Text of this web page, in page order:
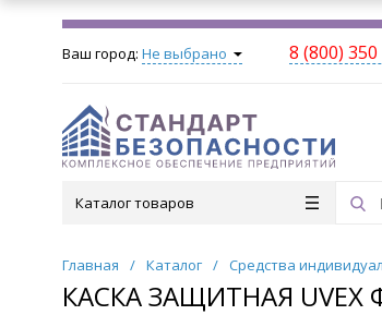
Ваш город: Не выбрано 8 (800) 350
Каталог товаров
Главная / Каталог / Средства
КАСКА ЗАЩИТНАЯ UVEX